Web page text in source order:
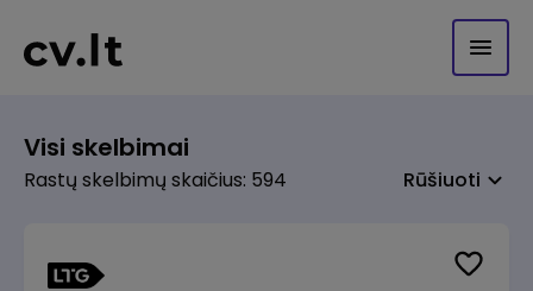
Visi skelbimai
Rastų skelbimų skaičius: 594 Rūšiuoti